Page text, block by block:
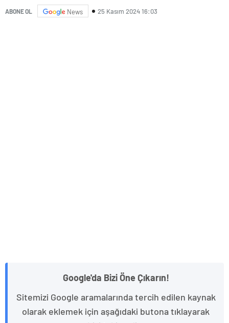
ABONE OL News 25 Kasım 2024 16:03
Google'da Bizi Öne Çıkarın!
Sitemizi Google aramalarında tercih edilen kaynak
olarak eklemek için aşağıdaki butona tıklayarak